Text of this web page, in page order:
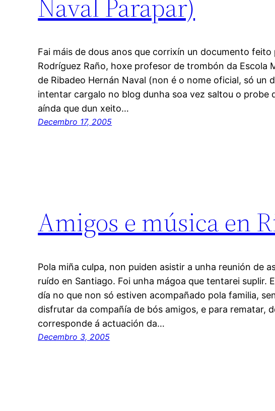
Naval Parapar)
Fai máis de dous anos que corrixín un documento feito
Rodríguez Raño, hoxe profesor de trombón da Escola
de Ribadeo Hernán Naval (non é o nome oficial, só un
intentar cargalo no blog dunha soa vez saltou o probe
aínda que dun xeito…
Decembro 17, 2005
Amigos e música en
Pola miña culpa, non puiden asistir a unha reunión de
ruído en Santiago. Foi unha mágoa que tentarei suplir.
día no que non só estiven acompañado pola familia,
disfrutar da compañía de bós amigos, e para rematar,
corresponde á actuación da…
Decembro 3, 2005